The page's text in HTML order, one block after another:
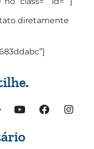
diretamente